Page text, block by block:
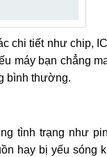
chi tiết như chip,
máy bạn chẳng
bình thường.
tình trạng như
hay bị yếu